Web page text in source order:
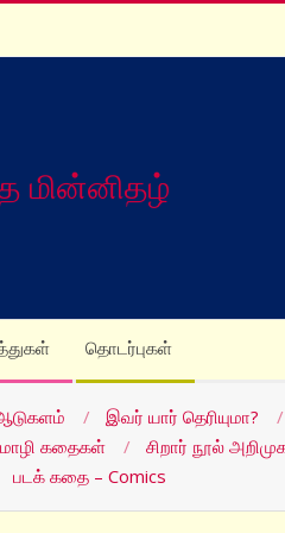
மின்னிதழ்
தொடர்புகள்
இவர் யார் தெரியுமா?
கதைகள் சிறார் நூல்
படக் கதை – Comics